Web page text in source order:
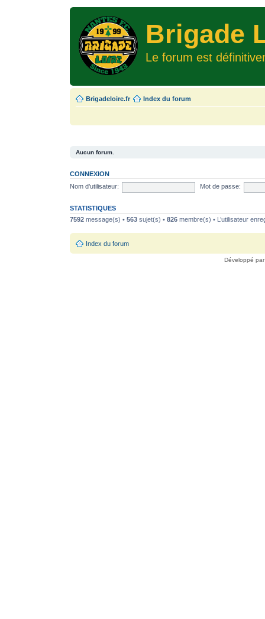
Brigade
Le forum est
Brigadeloire.fr Index du forum
Aucun forum.
CONNEXION
Nom d’utilisateur:
Mot de passe:
STATISTIQUES
7592 message(s) • 563 sujet(s) • 826 membre(s) • L’utilisateur
Index du forum
Développé